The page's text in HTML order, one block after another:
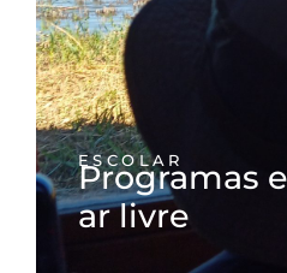
ESCOLAR
Programas
ar livre